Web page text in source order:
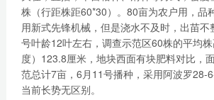
株（行距株距60*30）。80亩为农户用，品
用新式先锋机械，但是浇水不及时，出苗
号叶龄12叶左右，调查示范区60株的平均
度）123.8厘米，地块西面有块肥料对比，
范总计7亩，6月11号播种，采用阿波罗28-
当前长势无区别。